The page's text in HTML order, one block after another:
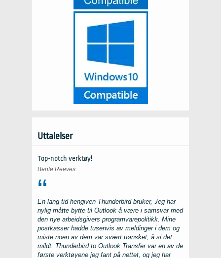
Uttalelser
Top-notch verktøy!
Bente Reeves
En lang tid hengiven Thunderbirdbruker, Jeg har
nylig måtte bytte til Outlook å være i samsvar med
den nye arbeidsgivers programvarepolitikk. Mine
postkasser hadde tusenvis av meldinger i dem og
miste noen av dem var svært uønsket, å si det
mildt. Thunderbird to Outlook Transfervar en av de
første verktøyene jeg fant på nettet, og jeg har